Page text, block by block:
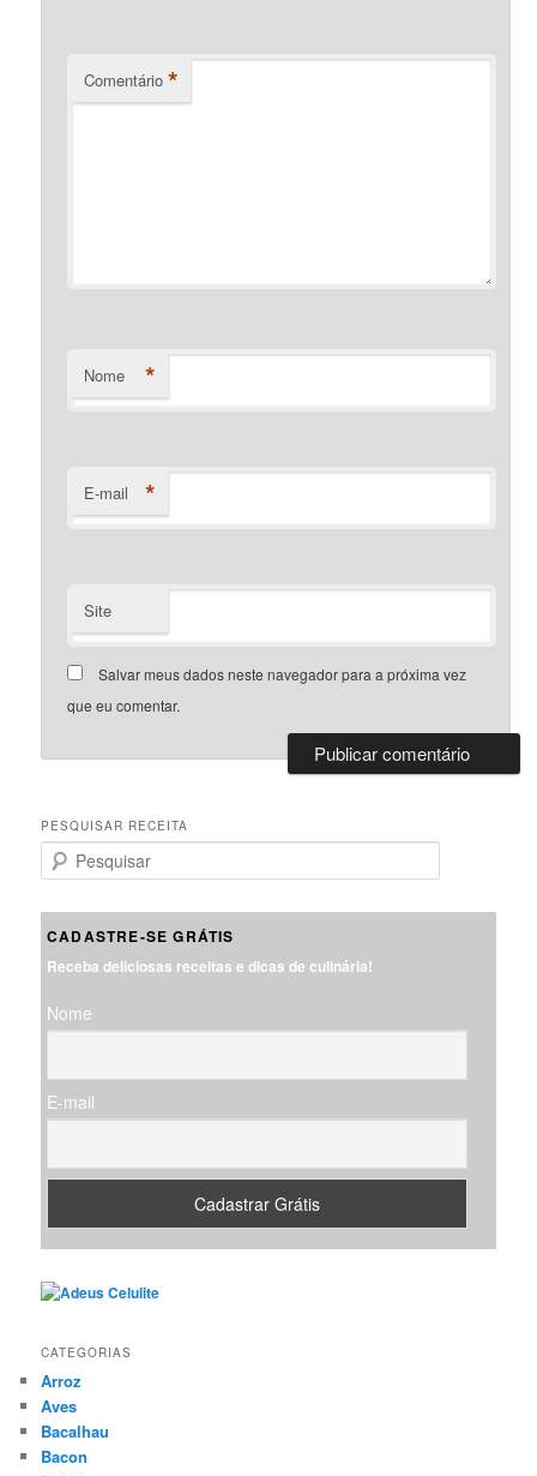
Comentário *
Nome *
E-mail *
Site
Salvar meus dados neste navegador para a próxima vez
que eu comentar.
PESQUISAR RECEITA
e
u
a
CADASTRE-SE GRÁTIS
Receba deliciosas receitas e dicas de culinária!
Nome
E-mail
CATEGORIAS
Arroz
Aves
Bacalhau
Bacon